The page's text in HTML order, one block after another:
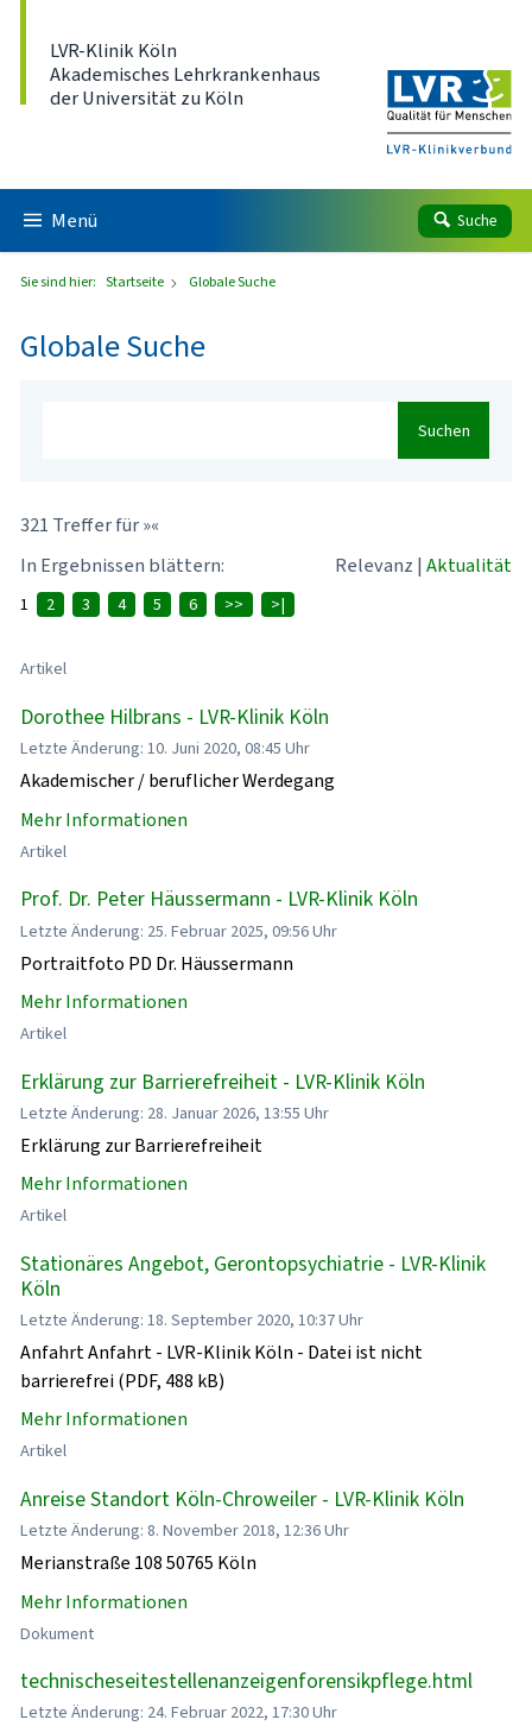
LVR-Klinik Köln
Akademisches Lehrkrankenhaus
der Universität zu Köln
Menü Suche
Sie sind hier: Startseite Globale Suche
Globale Suche
Suchen
321 Treffer für »«
In Ergebnissen blättern:
Relevanz | Aktualität
1 2 3 4 5 6 >> >|
Artikel
Dorothee Hilbrans - LVR-Klinik Köln
Letzte Änderung: 10. Juni 2020, 08:45 Uhr
Akademischer / beruflicher Werdegang
Mehr Informationen
Artikel
Prof. Dr. Peter Häussermann - LVR-Klinik Köln
Letzte Änderung: 25. Februar 2025, 09:56 Uhr
Portraitfoto PD Dr. Häussermann
Mehr Informationen
Artikel
Erklärung zur Barrierefreiheit - LVR-Klinik Köln
Letzte Änderung: 28. Januar 2026, 13:55 Uhr
Erklärung zur Barrierefreiheit
Mehr Informationen
Artikel
Stationäres Angebot, Gerontopsychiatrie - LVR-Klinik
Köln
Letzte Änderung: 18. September 2020, 10:37 Uhr
Anfahrt Anfahrt - LVR-Klinik Köln - Datei ist nicht
barrierefrei (PDF, 488 kB)
Mehr Informationen
Artikel
Anreise Standort Köln-Chroweiler - LVR-Klinik Köln
Letzte Änderung: 8. November 2018, 12:36 Uhr
Merianstraße 108 50765 Köln
Mehr Informationen
Dokument
technischeseitestellenanzeigenforensikpflege.html
Letzte Änderung: 24. Februar 2022, 17:30 Uhr